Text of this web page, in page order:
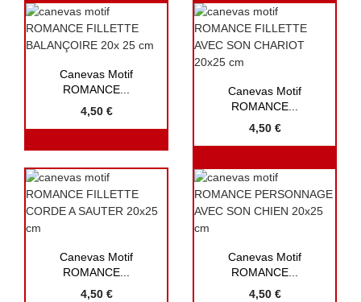
 Aperçu rapide
Canevas Motif
ROMANCE...
4,50 €
 Aperçu rapide
Canevas Motif
ROMANCE...
4,50 €
 Aperçu rapide
Canevas Motif
ROMANCE...
4,50 €
 Aperçu rapide
Canevas Motif
ROMANCE...
4,50 €